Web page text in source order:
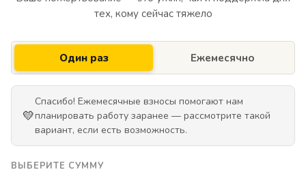
тех, кому сейчас тяжело
Один раз Ежемесячно
💛
Спасибо! Ежемесячные взносы помогают нам
планировать работу заранее — рассмотрите такой
вариант, если есть возможность.
ВЫБЕРИТЕ СУММУ